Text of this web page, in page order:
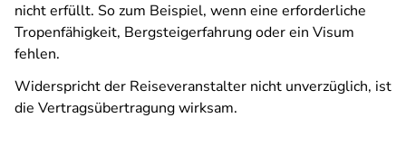
nicht erfüllt. So zum Beispiel, wenn eine erforderliche
Tropenfähigkeit, Bergsteigerfahrung oder ein Visum
fehlen.
Widerspricht der Reiseveranstalter nicht unverzüglich, ist
die Vertragsübertragung wirksam.